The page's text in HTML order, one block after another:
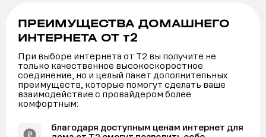
ПРЕИМУЩЕСТВА ДОМАШНЕГО
ИНТЕРНЕТА ОТ т2
При выборе интернета от Т2 вы получите не
только качественное высокоскоростное
соединение, но и целый пакет дополнительных
преимуществ, которые помогут сделать ваше
взаимодействие с провайдером более
комфортным:
благодаря доступным ценам интернет для